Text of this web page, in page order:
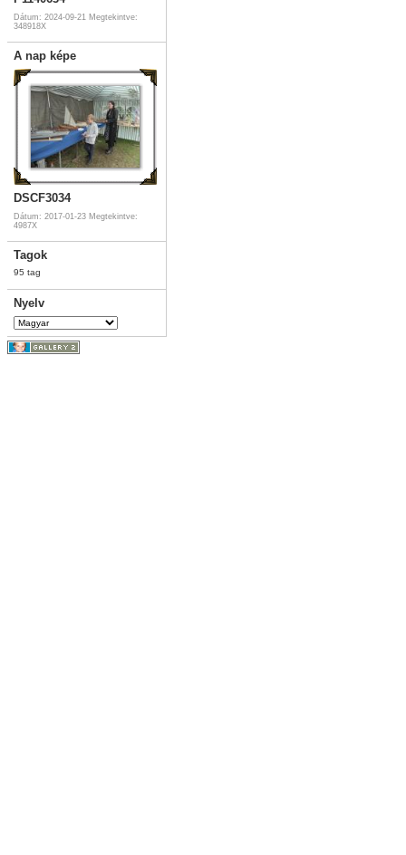
Dátum: 2024-09-21 Megtekintve:
348918X
A nap képe
DSCF3034
Dátum: 2017-01-23 Megtekintve:
4987X
Tagok
95 tag
Nyelv